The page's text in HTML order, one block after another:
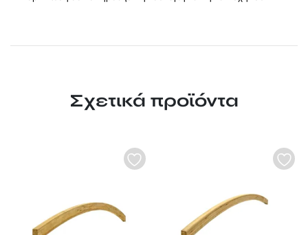
Σχετικά προϊόντα